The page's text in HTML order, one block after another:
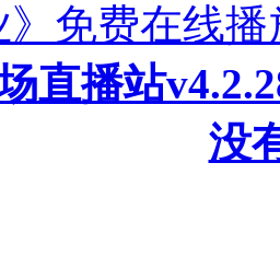
》免费在线
直播站
没